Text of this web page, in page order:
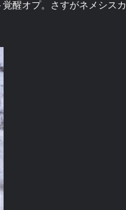
醒オプ。さすがネメシスカ